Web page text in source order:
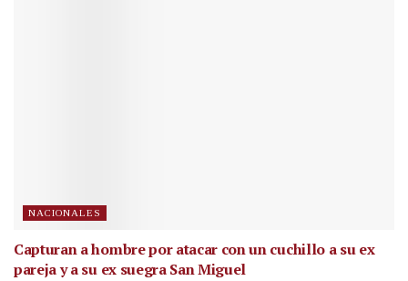
NACIONALES
Capturan a hombre por atacar con un cuchillo a su ex
pareja y a su ex suegra San Miguel